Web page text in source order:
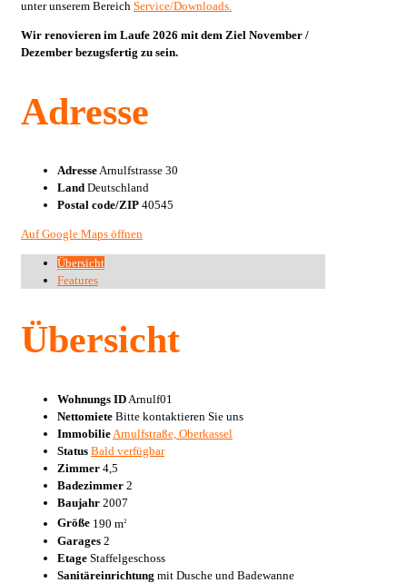
unter unserem Bereich Service/Downloads.
Wir renovieren im Laufe 2026 mit dem Ziel November /
Dezember bezugsfertig zu sein.
Adresse
AdresseArnulfstrasse 30
Land Deutschland
Postal code/ZIP 40545
Auf Google Maps öffnen
Übersicht
Features
Übersicht
Wohnungs IDArnulf01
Nettomiete Bitte kontaktieren Sie uns
ImmobilieArnulfstraße, Oberkassel
Status Bald verfügbar
Zimmer 4,5
Badezimmer 2
Baujahr 2007
Größe 190 m2
Garages 2
Etage Staffelgeschoss
Sanitäreinrichtung mit Dusche und Badewanne